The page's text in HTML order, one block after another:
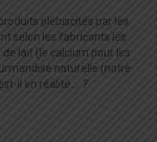
plébiscités par les
selon les fabricants les
de lait (le calcium pour les
naturelle (notre
il en réalité…. ?